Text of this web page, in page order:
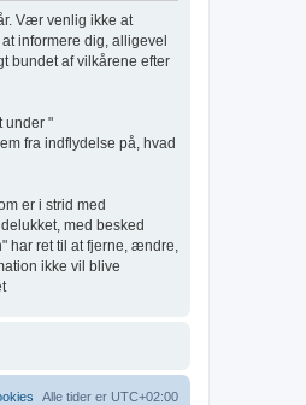
Vær venlig ikke at
informere dig, alligevel
bundet af vilkårene efter
under "
fra indflydelse på, hvad
er i strid med
med besked
har ret til at fjerne, ændre,
ikke vil blive
Alle tider er UTC+02:00